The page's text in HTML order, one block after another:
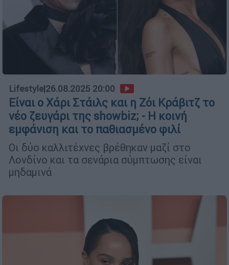
Lifestyle|26.08.2025 20:00
Είναι ο Χάρι Στάιλς και η Ζόι Κράβιτζ το
νέο ζευγάρι της showbiz; - Η κοινή
εμφάνιση και το παθιασμένο φιλί
Οι δύο καλλιτέχνες βρέθηκαν μαζί στο
Λονδίνο και τα σενάρια σύμπτωσης είναι
μηδαμινά